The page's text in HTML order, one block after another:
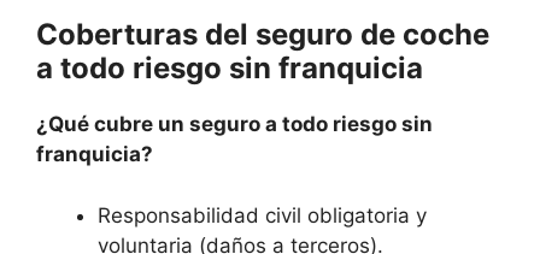
Coberturas del seguro de coche
a todo riesgo sin franquicia
¿Qué cubre un seguro a todo riesgo sin
franquicia?
Responsabilidad civil obligatoria y
voluntaria (daños a terceros).